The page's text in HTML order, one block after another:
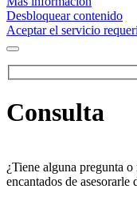
Desbloquear contenido
Aceptar el servicio
Consulta
¿Tiene alguna pregunta
encantados de asesorarle